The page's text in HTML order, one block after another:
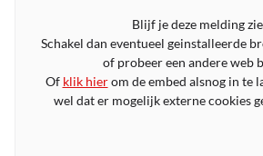
Blijf je deze melding
Schakel dan eventueel geinstalleerde
of probeer een andere web
Of klik hierom de embed alsnog in te
wel dat er mogelijk externe cookies